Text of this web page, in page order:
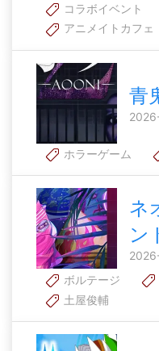
コラボイベント
アニメイトカフェ
青
ホラーゲーム
ネ
ン
ボルテージ
土屋俊輔